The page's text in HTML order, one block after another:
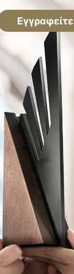
Εγγραφείτε